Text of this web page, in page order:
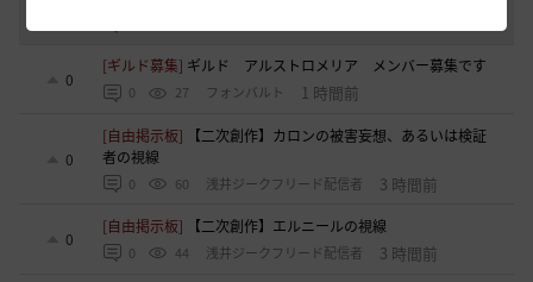
0
[ギルド募集] ギルド アルストロメリア メンバー募集です
0 27 フォンバルト 1 時間前
0
[自由掲示板]
【二次創作】カロンの被害妄想、あるいは検証
者の視線
0 60 浅井ジークフリード配信者 3 時間前
0
[自由掲示板] 【二次創作】エルニールの視線
0 44 浅井ジークフリード配信者 3 時間前